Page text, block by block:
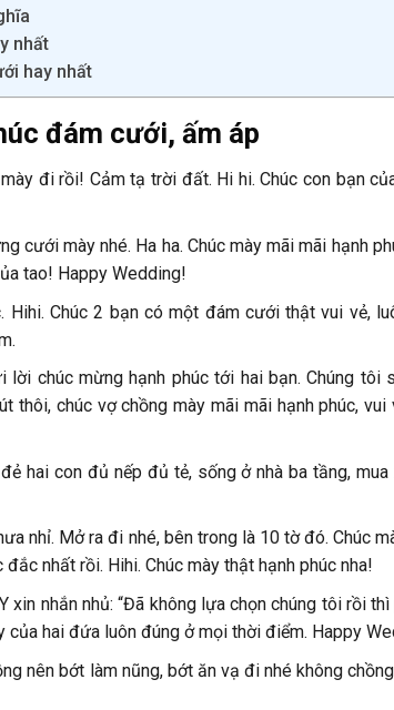
nhất
hay nhất
đám cưới, ấm áp
đi rồi! Cảm tạ trời đất. Hi hi. Chúc con bạn
cưới mày nhé. Ha ha. Chúc mày mãi mãi hạnh
tao! Happy Wedding!
Hihi. Chúc 2 bạn có một đám cưới thật vui vẻ,
chúc mừng hạnh phúc tới hai bạn. Chúng tôi
thôi, chúc vợ chồng mày mãi mãi hạnh phúc,
hai con đủ nếp đủ tẻ, sống ở nhà ba tầng,
nhỉ. Mở ra đi nhé, bên trong là 10 tờ đó. Chúc
nhất rồi. Hihi. Chúc mày thật hạnh phúc nha!
xin nhắn nhủ: “Đã không lựa chọn chúng tôi rồi
của hai đứa luôn đúng ở mọi thời điểm. Happy
nên bớt làm nũng, bớt ăn vạ đi nhé không